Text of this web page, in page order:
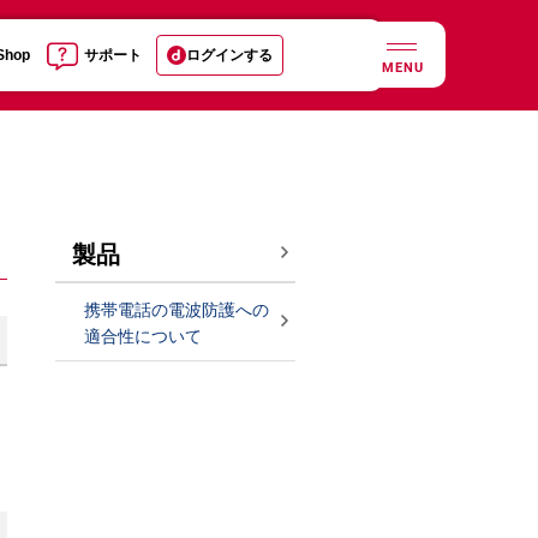
サポート ログインする
MENU
製品
携帯電話の電波防護への
適合性について